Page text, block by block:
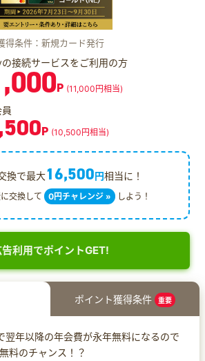
得条件：新規カード発行
接続サービスをご利用の方
P (11,000円相当)
P (10,500円相当)
換で最大16,500円相当に！
交換して 0円チャレンジ » しよう！
利用でポイントGET!
ポイント獲得条件 重要
翌年以降の年会費が永年無料になるので
料のチャンス！？